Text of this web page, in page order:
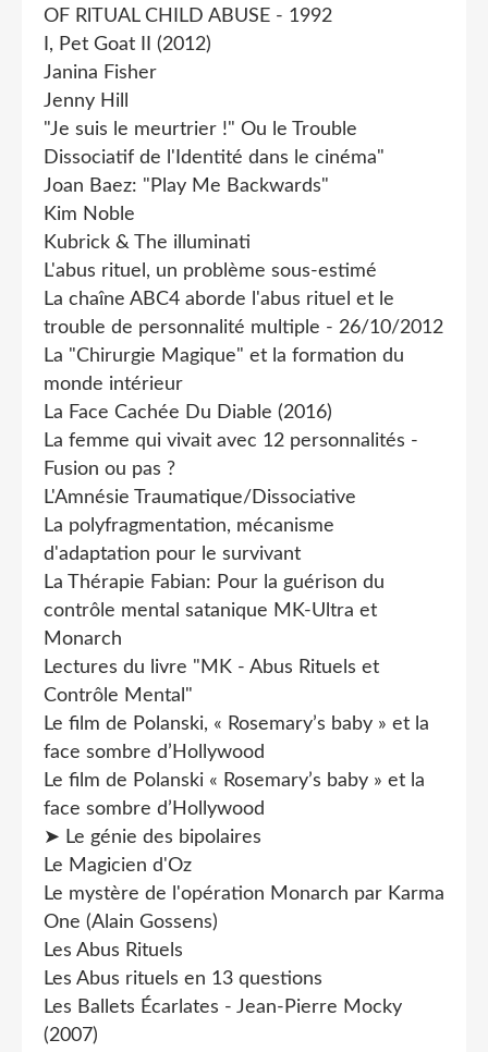
OF RlTUAL CHILD ABUSE - 1992
I, Pet Goat II (2012)
Janina Fisher
Jenny Hill
"Je suis le meurtrier !" Ou le Trouble
Dissociatif de l'Identité dans le cinéma"
Joan Baez: "Play Me Backwards"
Kim Noble
Kubrick & The illuminati
L'abus rituel, un problème sous-estimé
La chaîne ABC4 aborde l'abus rituel et le
trouble de personnalité multiple - 26/10/2012
La "Chirurgie Magique" et la formation du
monde intérieur
La Face Cachée Du Diable (2016)
La femme qui vivait avec 12 personnalités -
Fusion ou pas ?
L'Amnésie Traumatique/Dissociative
La polyfragmentation, mécanisme
d'adaptation pour le survivant
La Thérapie Fabian: Pour la guérison du
contrôle mental satanique MK-Ultra et
Monarch
Lectures du livre "MK - Abus Rituels et
Contrôle Mental"
Le film de Polanski, « Rosemary’s baby » et la
face sombre d’Hollywood
Le film de Polanski « Rosemary’s baby » et la
face sombre d’Hollywood
➤ Le génie des bipolaires
Le Magicien d'Oz
Le mystère de l'opération Monarch par Karma
One (Alain Gossens)
Les Abus Rituels
Les Abus rituels en 13 questions
Les Ballets Écarlates - Jean-Pierre Mocky
(2007)